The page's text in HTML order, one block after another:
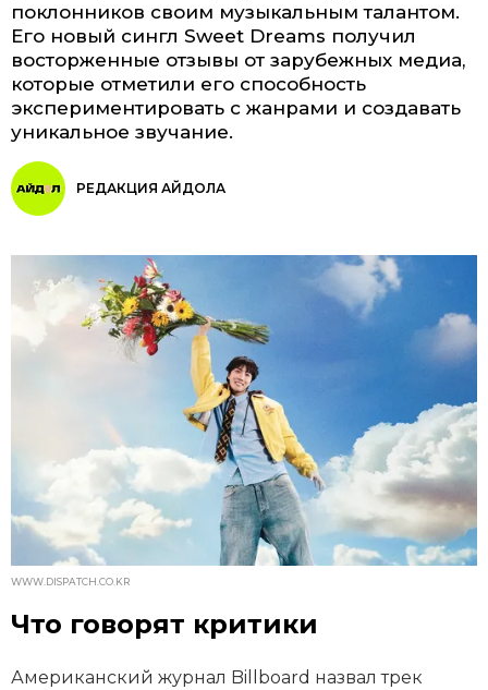
поклонников своим музыкальным талантом.
Его новый сингл Sweet Dreams получил
восторженные отзывы от зарубежных медиа,
которые отметили его способность
экспериментировать с жанрами и создавать
уникальное звучание.
РЕДАКЦИЯ АЙДОЛА
WWW.DISPATCH.CO.KR
Что говорят критики
Американский журнал Billboard назвал трек